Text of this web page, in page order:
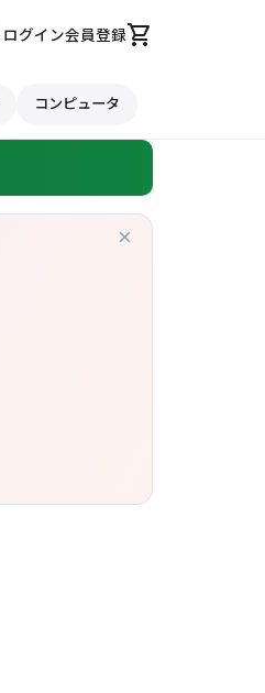
ログイン会員登録shopping_cart
コンピュータ
×